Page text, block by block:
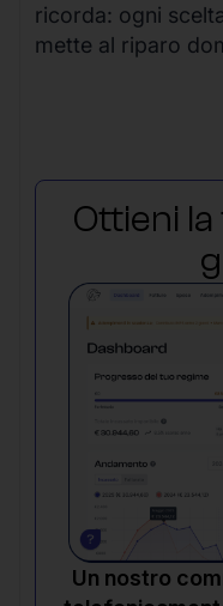
ricorda: ogni
mette al riparo
Ottieni
Un nostro